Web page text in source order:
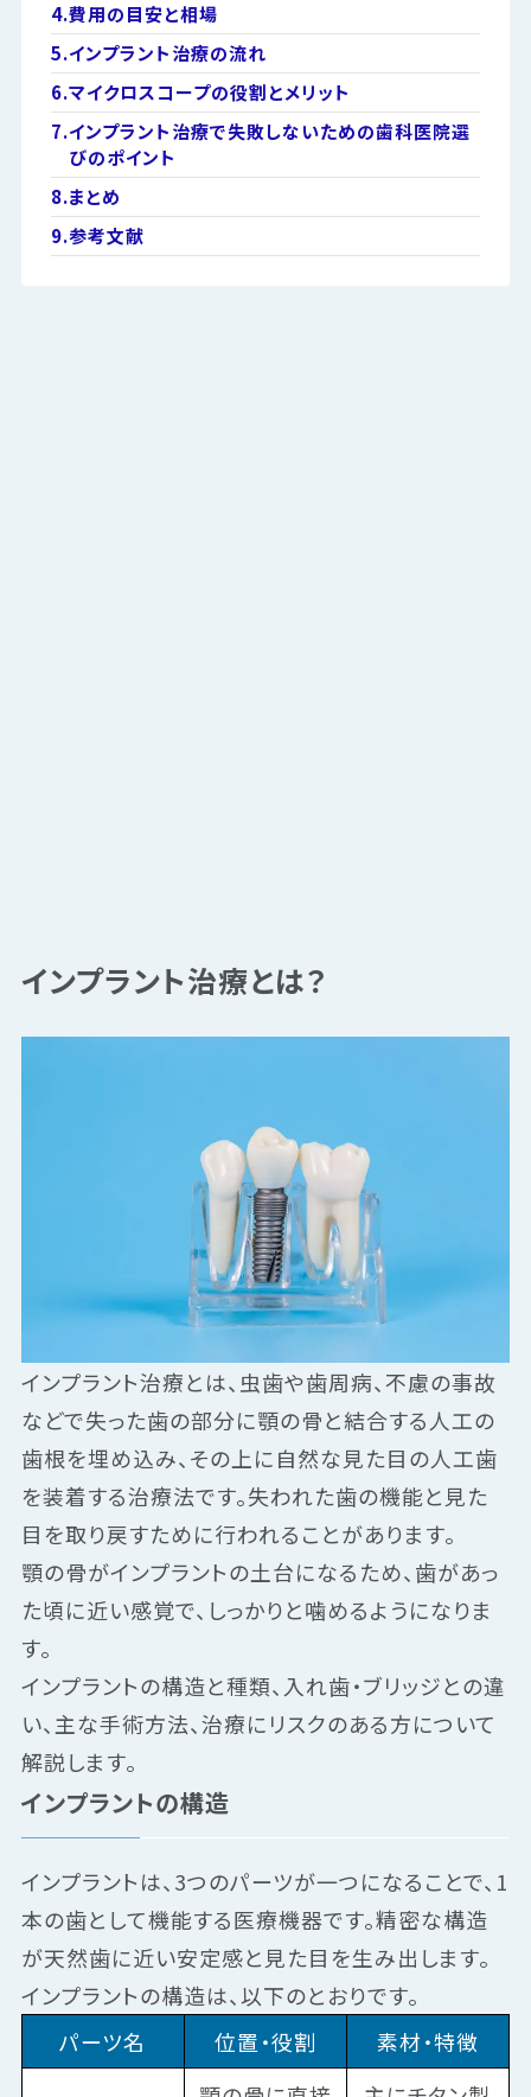
4.費用の目安と相場
5.インプラント治療の流れ
6.マイクロスコープの役割とメリット
7.インプラント治療で失敗しないための歯科医院選
びのポイント
8.まとめ
9.参考文献
インプラント治療とは？
インプラント治療とは、虫歯や歯周病、不慮の事故
などで失った歯の部分に顎の骨と結合する人工の
歯根を埋め込み、その上に自然な見た目の人工歯
を装着する治療法です。失われた歯の機能と見た
目を取り戻すために行われることがあります。
顎の骨がインプラントの土台になるため、歯があっ
た頃に近い感覚で、しっかりと噛めるようになりま
す。
インプラントの構造と種類、入れ歯・ブリッジとの違
い、主な手術方法、治療にリスクのある方について
解説します。
インプラントの構造
インプラントは、3つのパーツが一つになることで、1
本の歯として機能する医療機器です。精密な構造
が天然歯に近い安定感と見た目を生み出します。
インプラントの構造は、以下のとおりです。
パーツ名
位置・役割
素材・特徴